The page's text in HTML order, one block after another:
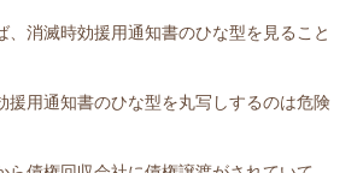
、消滅時効援用通知書のひな型を見ること
援用通知書のひな型を丸写しするのは危険